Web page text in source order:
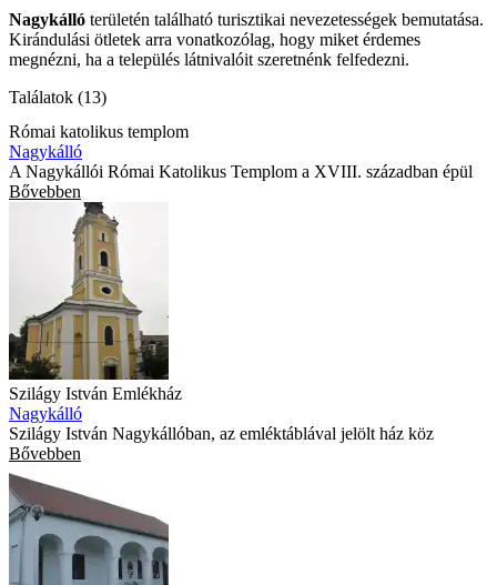
Nagykálló területén található turisztikai nevezetességek bemutatása.
Kirándulási ötletek arra vonatkozólag, hogy miket érdemes
megnézni, ha a település látnivalóit szeretnénk felfedezni.
Találatok (13)
Római katolikus templom
Nagykálló
A Nagykállói Római Katolikus Templom a XVIII. században épül
Bővebben
Szilágy István Emlékház
Nagykálló
Szilágy István Nagykállóban, az emléktáblával jelölt ház köz
Bővebben